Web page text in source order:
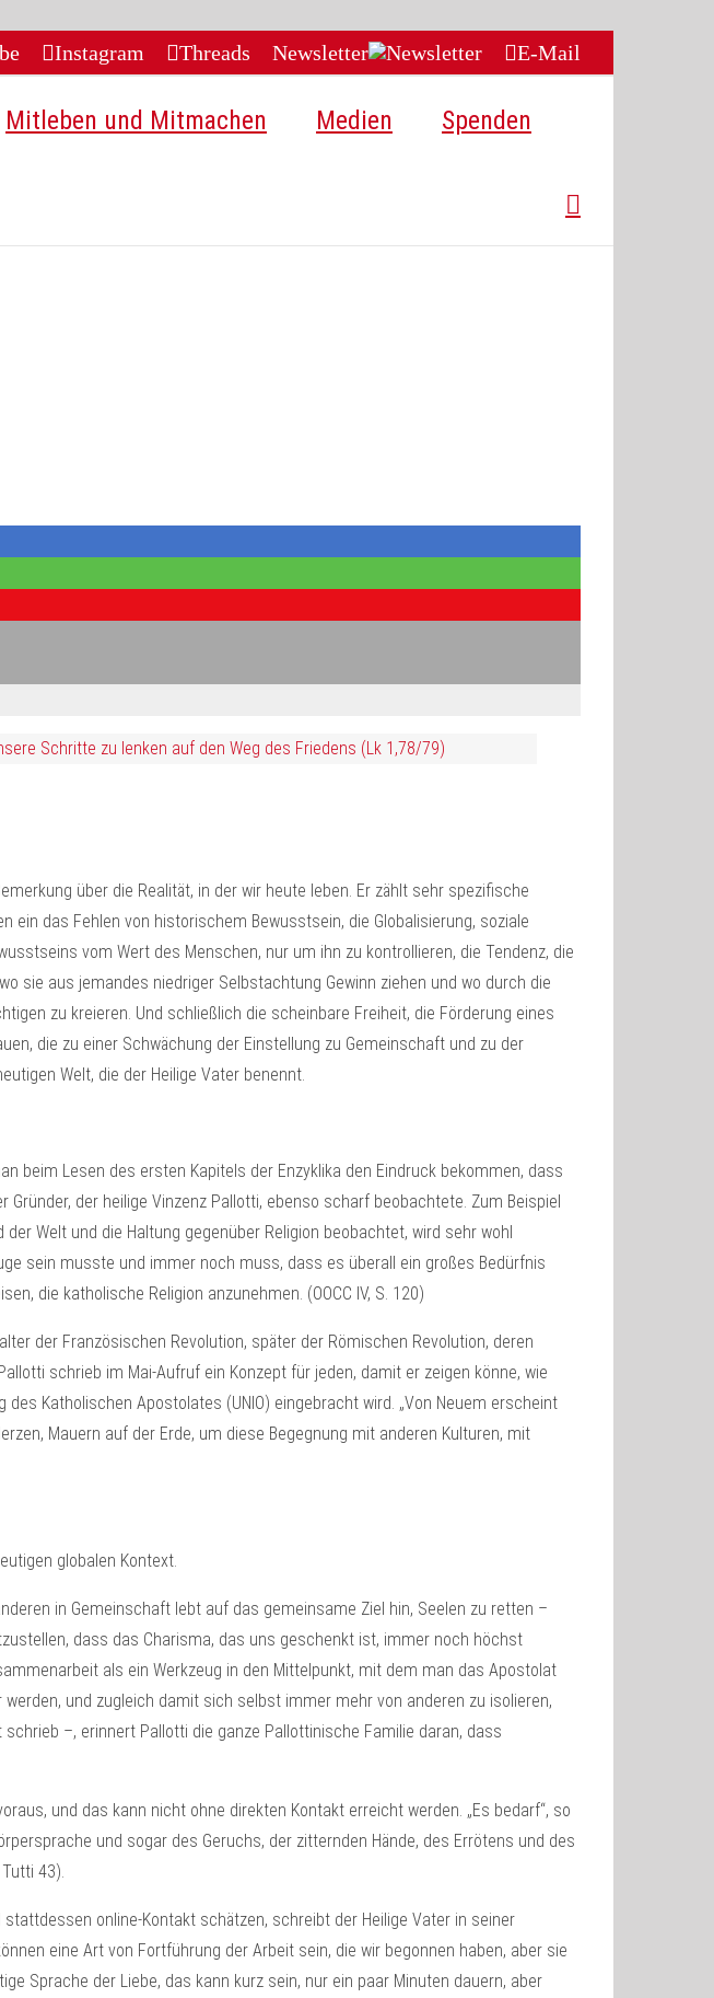
Instagram Threads Newsletter E-Mail
Mitleben und Mitmachen Medien Spenden
Schritte zu lenken auf den Weg des Friedens (Lk 1,78/79)
über die Realität, in der wir heute leben. Er zählt sehr spezifische
das Fehlen von historischem Bewusstsein, die Globalisierung, soziale
vom Wert des Menschen, nur um ihn zu kontrollieren, die Tendenz, die
sie aus jemandes niedriger Selbstachtung Gewinn ziehen und wo durch die
zu kreieren. Und schließlich die scheinbare Freiheit, die Förderung eines
die zu einer Schwächung der Einstellung zu Gemeinschaft und zu der
Welt, die der Heilige Vater benennt.
beim Lesen des ersten Kapitels der Enzyklika den Eindruck bekommen, dass
der heilige Vinzenz Pallotti, ebenso scharf beobachtete. Zum Beispiel
Welt und die Haltung gegenüber Religion beobachtet, wird sehr wohl
sein musste und immer noch muss, dass es überall ein großes Bedürfnis
die katholische Religion anzunehmen. (OOCC IV, S. 120)
der Französischen Revolution, später der Römischen Revolution, deren
schrieb im Mai-Aufruf ein Konzept für jeden, damit er zeigen könne, wie
Katholischen Apostolates (UNIO) eingebracht wird. „Von Neuem erscheint
Mauern auf der Erde, um diese Begegnung mit anderen Kulturen, mit
globalen Kontext.
in Gemeinschaft lebt auf das gemeinsame Ziel hin, Seelen zu retten –
dass das Charisma, das uns geschenkt ist, immer noch höchst
als ein Werkzeug in den Mittelpunkt, mit dem man das Apostolat
und zugleich damit sich selbst immer mehr von anderen zu isolieren,
–, erinnert Pallotti die ganze Pallottinische Familie daran, dass
und das kann nicht ohne direkten Kontakt erreicht werden. „Es bedarf“, so
und sogar des Geruchs, der zitternden Hände, des Errötens und des
43).
online-Kontakt schätzen, schreibt der Heilige Vater in seiner
eine Art von Fortführung der Arbeit sein, die wir begonnen haben, aber sie
Sprache der Liebe, das kann kurz sein, nur ein paar Minuten dauern, aber